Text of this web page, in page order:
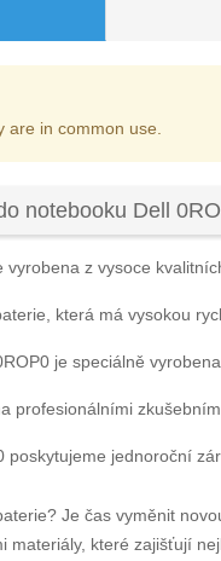
are in common use.
notebooku Dell
vyrobena z vysoce
která má vysokou
je speciálně
profesionálními
poskytujeme jednoroční
Je čas vyměnit
materiály, které zajišťují